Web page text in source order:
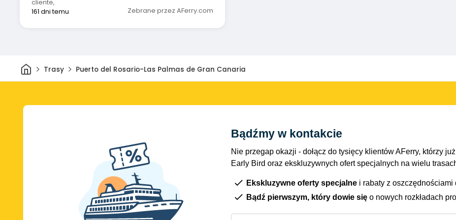
cliente,
161 dni temu
Zebrane przez AFerry.com
DomTrasy Puerto del Rosario-Las Palmas de Gran Canaria
Bądźmy w kontakcie
Nie przegap okazji - dołącz do tysięcy klientów AFerry, którzy
Early Bird oraz ekskluzywnych ofert specjalnych na wielu
Ekskluzywne oferty specjalne i rabaty z oszczędnościami
Bądź pierwszym, który dowie się o nowych rozkładach